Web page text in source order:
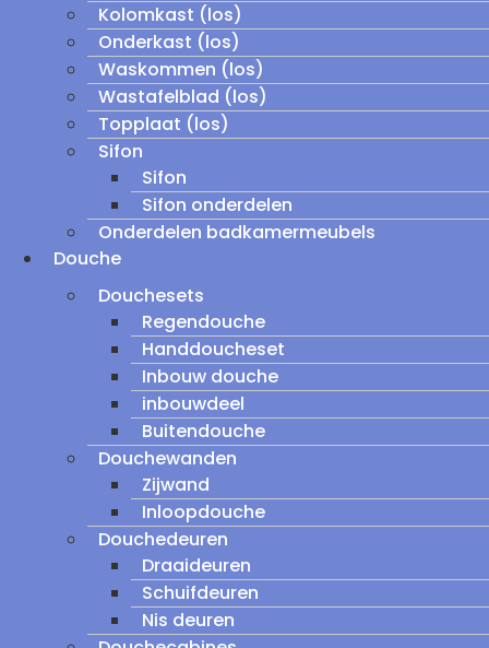
Kolomkast (los)
Onderkast (los)
Waskommen (los)
Wastafelblad (los)
Topplaat (los)
Sifon
Sifon
Sifon onderdelen
Onderdelen badkamermeubels
Douche
Douchesets
Regendouche
Handdoucheset
Inbouw douche
inbouwdeel
Buitendouche
Douchewanden
Zijwand
Inloopdouche
Douchedeuren
Draaideuren
Schuifdeuren
Nis deuren